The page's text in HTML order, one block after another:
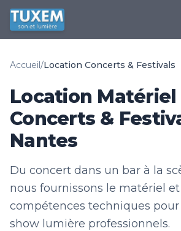
Accueil/Location Concerts & Festivals
Location
Concerts &
Nantes
Du concert dans un bar à la
nous fournissons le matériel et
compétences techniques
show lumière professionnels.